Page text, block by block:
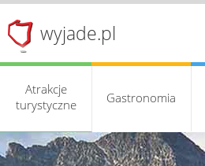
wyjade.pl
Atrakcje
turystyczne
Gastronomia